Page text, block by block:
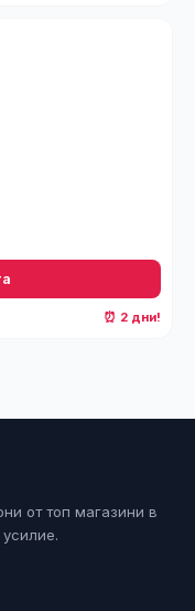
⏰ 2 дни!
от топ магазини в